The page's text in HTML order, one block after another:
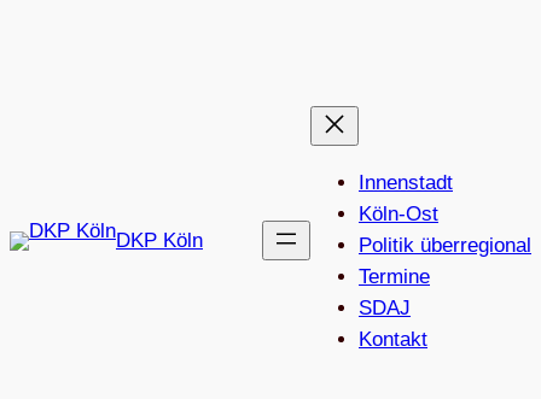
DKP Köln
Innenstadt
Köln-Ost
Politik überregional
Termine
SDAJ
Kon­takt